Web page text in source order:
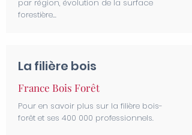
par région, évolution de la surface
forestière...
La filière bois
France Bois Forêt
Pour en savoir plus sur la filière bois-
forêt et ses 400 000 professionnels.